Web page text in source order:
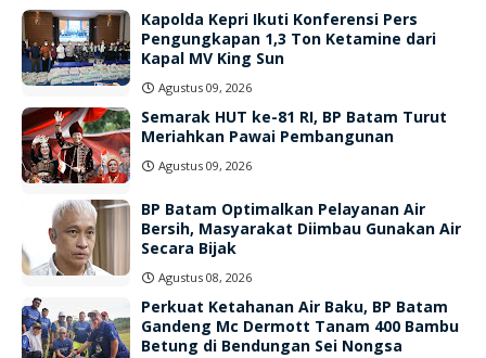
Kapolda Kepri Ikuti Konferensi Pers
Pengungkapan 1,3 Ton Ketamine dari
Kapal MV King Sun
Agustus 09, 2026
Semarak HUT ke-81 RI, BP Batam Turut
Meriahkan Pawai Pembangunan
Agustus 09, 2026
BP Batam Optimalkan Pelayanan Air
Bersih, Masyarakat Diimbau Gunakan Air
Secara Bijak
Agustus 08, 2026
Perkuat Ketahanan Air Baku, BP Batam
Gandeng Mc Dermott Tanam 400 Bambu
Betung di Bendungan Sei Nongsa